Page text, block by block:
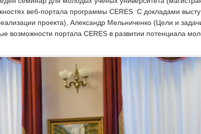
веб-портала программы CERES. С докладами
проекта), Александр Мельниченко (Цели и
возможности портала CERES в развитии потенциала